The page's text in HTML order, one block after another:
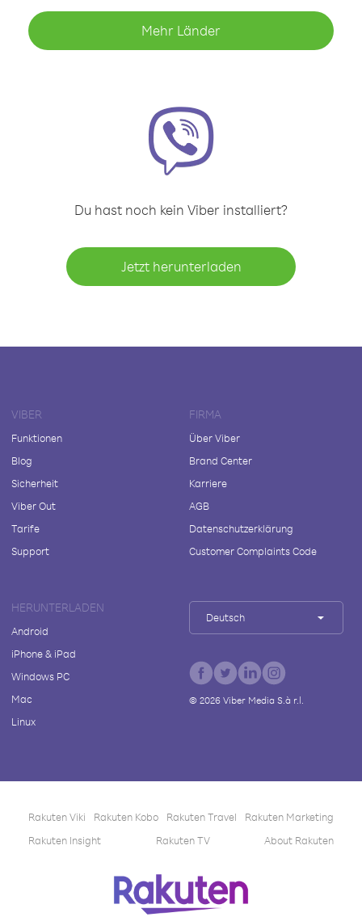
Mehr Länder
Du hast noch kein Viber installiert?
Jetzt herunterladen
VIBER
Funktionen
Blog
Sicherheit
Viber Out
Tarife
Support
FIRMA
Über Viber
Brand Center
Karriere
AGB
Datenschutzerklärung
Customer Complaints Code
HERUNTERLADEN
Android
iPhone & iPad
Windows PC
Mac
Linux
Deutsch
© 2026Viber Media S.à r.l.
Rakuten Viki Rakuten Kobo Rakuten Travel
Rakuten Marketing
Rakuten Insight
Rakuten TV About Rakuten